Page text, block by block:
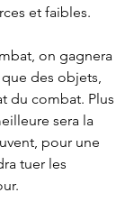
et faibles.
on gagnera
des objets,
du combat. Plus
sera la
pour une
tuer les